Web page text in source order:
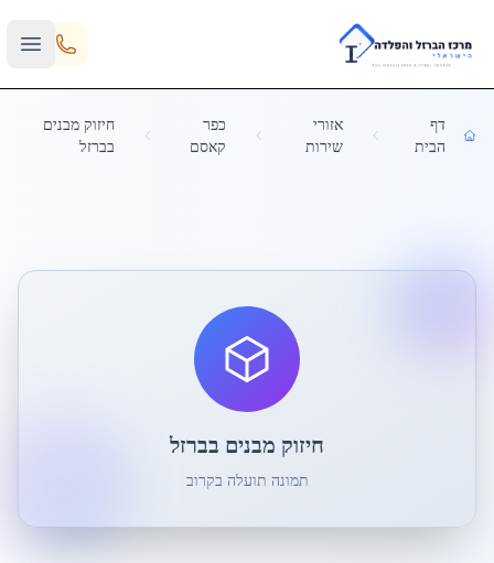
Skip to main content
דף
הבית
אזורי
שירות
כפר
קאסם
חיזוק מבנים
בברזל
חיזוק מבנים בברזל
תמונה תועלה בקרוב